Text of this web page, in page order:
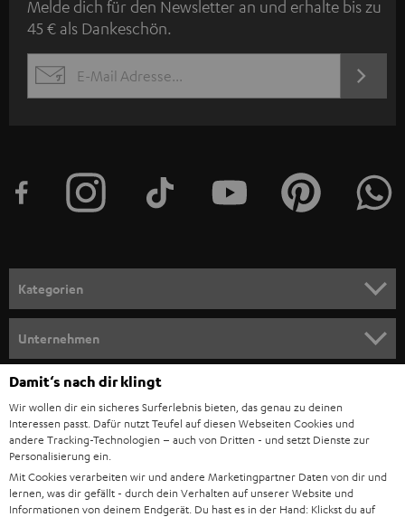
e
w
s
l
e
n
m
e
l
d
u
n
g
Melde dich für den Newsletter an und erhalte bis zu
45 € als Dankeschön.
EMAIL
JETZT
Kategorien
HEIMKINO-KOMPLETTANLAGEN
SOUNDBAR
HIFI-LAUTSPRECHER
SMART HOME
Unternehmen
SUPPORT
PRESSE & MARKETING
GESCHÄFTSKUNDEN
Teufel Onlineshops
DEUTSCHLAND
ÖSTERREICH
Damit‘s nach dir klingt
Wir wollen dir ein sicheres Surferlebnis bieten, das genau zu deinen
Interessen passt. Dafür nutzt Teufel auf diesen Webseiten Cookies und
andere Tracking-Technologien – auch von Dritten - und setzt Dienste zur
Personalisierung ein.
Mit Cookies verarbeiten wir und andere Marketingpartner Daten von dir und
lernen, was dir gefällt - durch dein Verhalten auf unserer Website und
Informationen von deinem Endgerät. Du hast es in der Hand: Klickst du auf